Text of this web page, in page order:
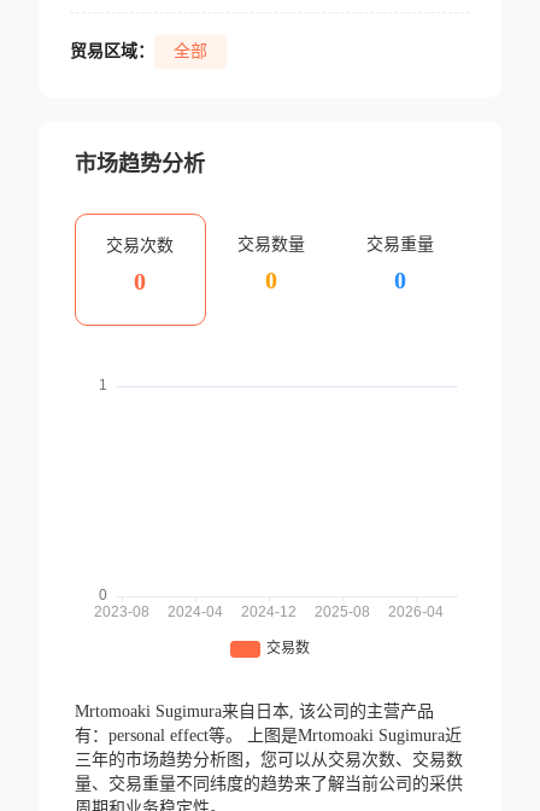
贸易区域： 全部
市场趋势分析
交易次数
0
交易数量
0
交易重量
0
Mrtomoaki Sugimura来自日本, 该公司的主营产品
有：personal effect等。
上图是Mrtomoaki Sugimura近
三年的市场趋势分析图，您可以从交易次数、交易数
量、交易重量不同纬度的趋势来了解当前公司的采供